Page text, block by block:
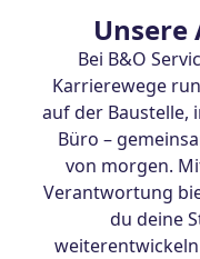
Unsere
Bei B&O
Karrierewege
auf der Baustelle,
Büro –
von morgen.
Verantwortung
du deine